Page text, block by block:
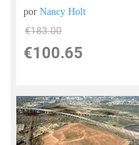
porNancy Holt
€183.00
€100.65